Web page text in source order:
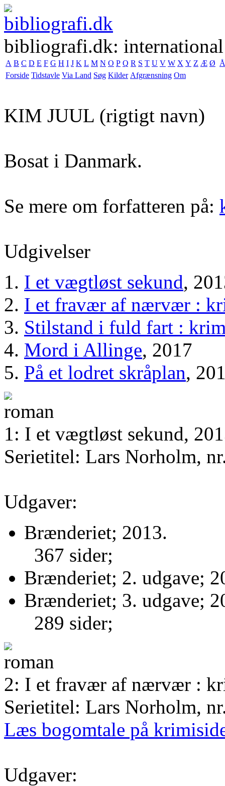
bibliografi.dk:
A B C D E F G H I J K L M N O P Q R S T U V W X Y Z Æ Ø Å
Forside Tidstavle Via Land Søg Kilder Afgrænsning Om
KIM JUUL (rigtigt navn)
Bosat i Danmark.
Se mere om forfatteren på:
Udgivelser
I et vægtløst sekund,
I et fravær af nærvær :
Stilstand i fuld fart :
Mord i Allinge, 2017
På et lodret skråplan,
1: I et vægtløst sekund,
Serietitel: Lars Norholm,
Udgaver:
Brænderiet; 2013.
367 sider;
Brænderiet; 2. udgave;
Brænderiet; 3. udgave;
289 sider;
2: I et fravær af nærvær :
Serietitel: Lars Norholm,
Læs bogomtale på
Udgaver: